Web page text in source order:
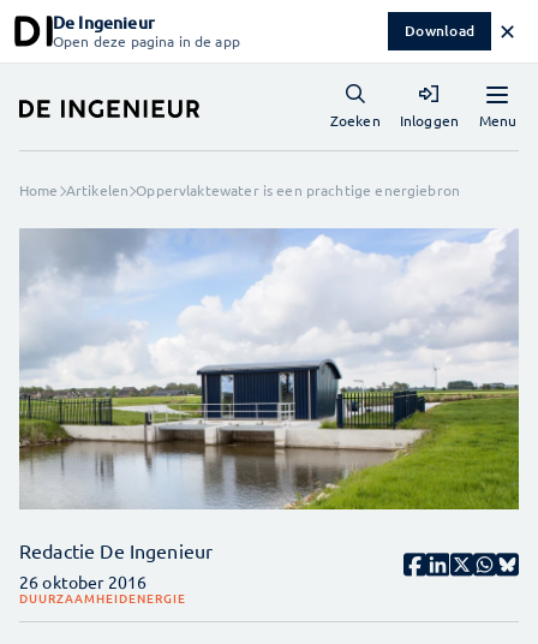
De Ingenieur
Open deze pagina in de app Download ✕
Menu
Zoeken Inloggen
Home Artikelen Oppervlaktewater is een prachtige energiebron
Redactie De Ingenieur
26 oktober 2016
DUURZAAMHEIDENERGIE